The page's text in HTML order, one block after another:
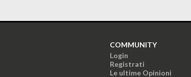
COMMUNITY
Login
Registrati
Le ultime Opinioni